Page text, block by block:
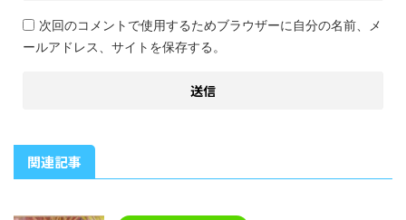
次回のコメントで使用するためブラウザーに自分の名前、メ
ールアドレス、サイトを保存する。
関連記事